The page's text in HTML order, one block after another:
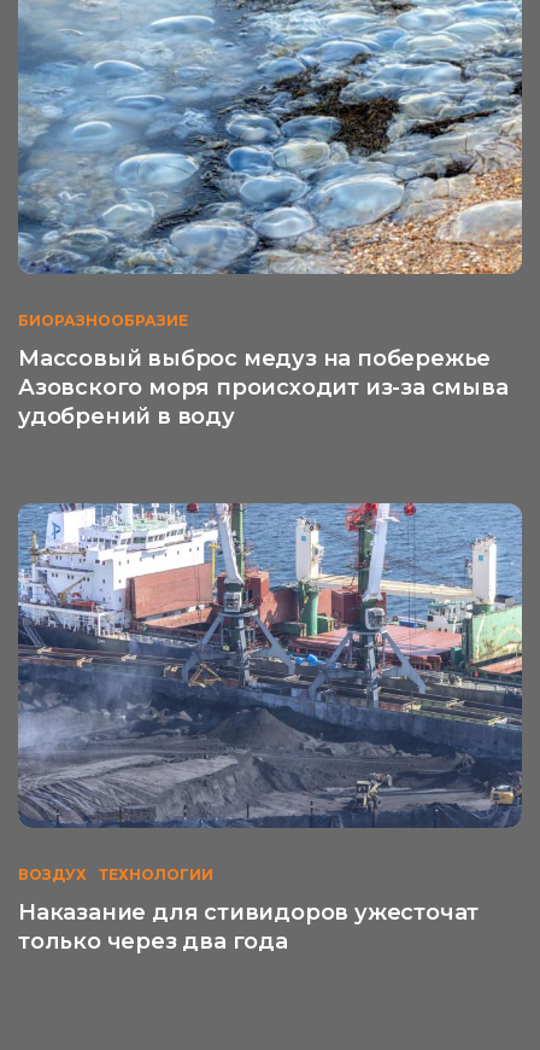
БИОРАЗНООБРАЗИЕ
Массовый выброс медуз на побережье
Азовского моря происходит из-за смыва
удобрений в воду
ВОЗДУХ ТЕХНОЛОГИИ
Наказание для стивидоров ужесточат
только через два года